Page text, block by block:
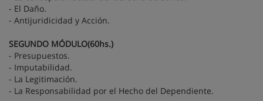
- El Daño.
- Antijuridicidad y Acción.
SEGUNDO MÓDULO(60hs.)
- Presupuestos.
- Imputabilidad.
- La Legitimación.
- La Responsabilidad por el Hecho del Dependiente.